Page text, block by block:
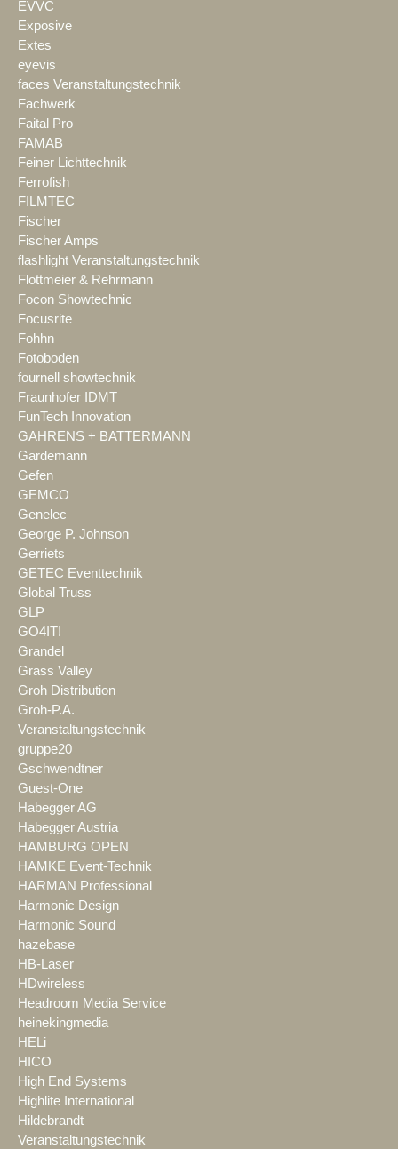
EVVC
Exposive
Extes
eyevis
faces Veranstaltungstechnik
Fachwerk
Faital Pro
FAMAB
Feiner Lichttechnik
Ferrofish
FILMTEC
Fischer
Fischer Amps
flashlight Veranstaltungstechnik
Flottmeier & Rehrmann
Focon Showtechnic
Focusrite
Fohhn
Fotoboden
fournell showtechnik
Fraunhofer IDMT
FunTech Innovation
GAHRENS + BATTERMANN
Gardemann
Gefen
GEMCO
Genelec
George P. Johnson
Gerriets
GETEC Eventtechnik
Global Truss
GLP
GO4IT!
Grandel
Grass Valley
Groh Distribution
Groh-P.A.
Veranstaltungstechnik
gruppe20
Gschwendtner
Guest-One
Habegger AG
Habegger Austria
HAMBURG OPEN
HAMKE Event-Technik
HARMAN Professional
Harmonic Design
Harmonic Sound
hazebase
HB-Laser
HDwireless
Headroom Media Service
heinekingmedia
HELi
HICO
High End Systems
Highlite International
Hildebrandt
Veranstaltungstechnik